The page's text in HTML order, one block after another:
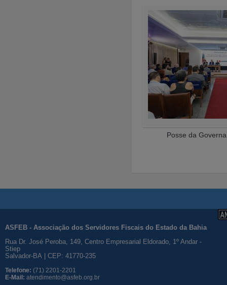
Posse da
ASFEB - Associação dos Servidores Fiscais do Estado da Bahia
Rua Dr. José Peroba, 149, Centro Empresarial Eldorado, 1º Andar -
Stiep
Salvador-BA | CEP: 41770-235
Telefone: (71) 2201-2201
E-Mail: atendimento@asfeb.org.br